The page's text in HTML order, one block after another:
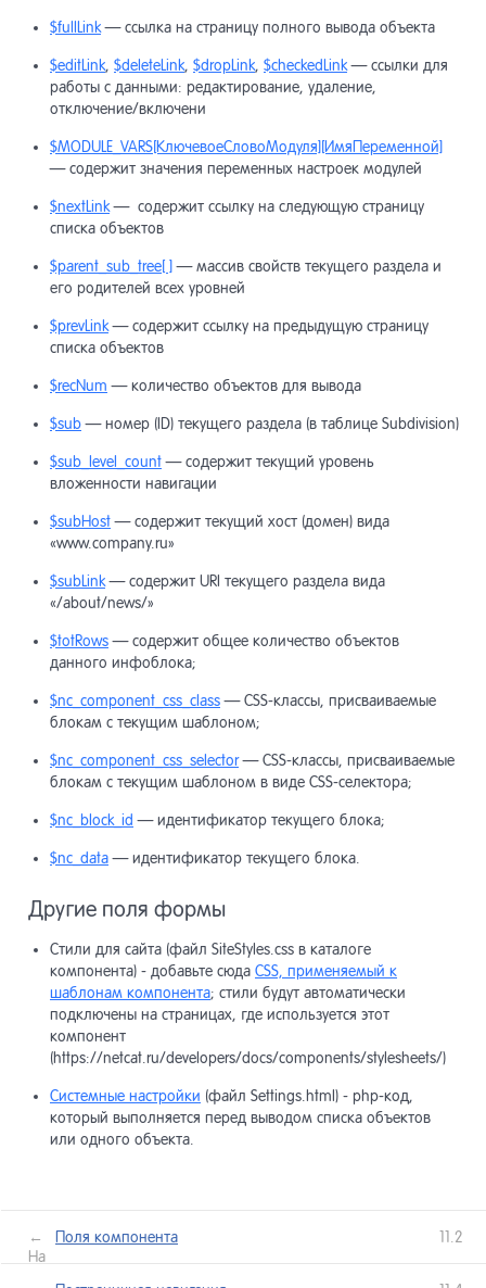
$fullLink— ссылка на страницу полного вывода объекта
$editLink, $deleteLink, $dropLink, $checkedLink— ссылки для
работы с данными: редактирование, удаление,
отключение/включени
$MODULE_VARS[КлючевоеСловоМодуля][ИмяПеременной]
— содержит значения переменных настроек модулей
$nextLink— содержит ссылку на следующую страницу
списка объектов
$parent_sub_tree[ ] — массив свойств текущего раздела и
его родителей всех уровней
$prevLink— содержит ссылку на предыдущую страницу
списка объектов
$recNum — количество объектов для вывода
$sub— номер (ID) текущего раздела (в таблице Subdivision)
$sub_level_count— содержит текущий уровень
вложенности навигации
$subHost— содержит текущий хост (домен) вида
«www.company.ru»
$subLink— содержит URI текущего раздела вида
«/about/news/»
$totRows— cодержит общее количество объектов
данного инфоблока;
$nc_component_css_class— CSS-классы, присваиваемые
блокам с текущим шаблоном;
$nc_component_css_selector— CSS-классы, присваиваемые
блокам с текущим шаблоном в виде CSS-селектора;
$nc_block_id — идентификатор текущего блока;
$nc_data— идентификатор текущего блока.
Другие поля формы
Стили для сайта (файл SiteStyles.css в каталоге
компонента) - добавьте сюда CSS, применяемый к
шаблонам компонента; стили будут автоматически
подключены на страницах, где используется этот
компонент
(https://netcat.ru/developers/docs/components/stylesheets/)
Системные настройки (файл Settings.html) - php-код,
который выполняется перед выводом списка объектов
или одного объекта.
←
Назад
11.2
Поля компонента